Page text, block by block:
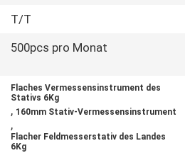
T/T
500pcs pro Monat
Flaches Vermessensinstrument des
Stativs 6Kg
, 160mm Stativ-Vermessensinstrument
,
Flacher Feldmesserstativ des Landes
6Kg